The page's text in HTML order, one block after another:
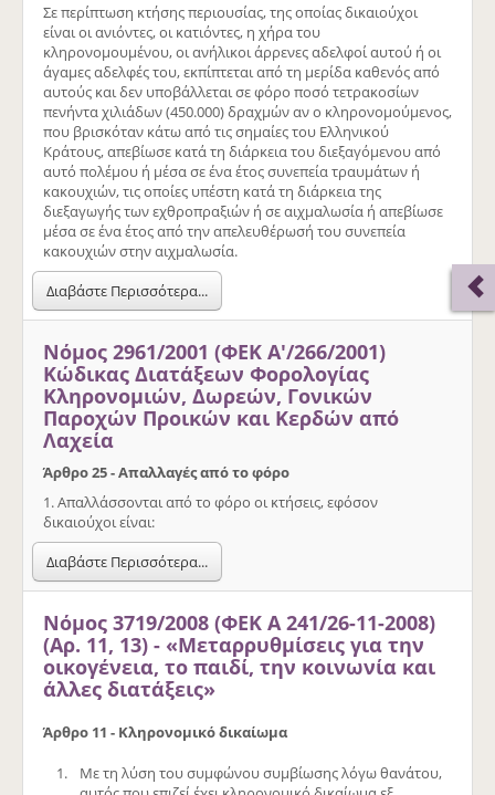
Σε περίπτωση κτήσης περιουσίας, της οποίας δικαιούχοι
είναι οι ανιόντες, οι κατιόντες, η χήρα του
κληρονομουμένου, οι ανήλικοι άρρενες αδελφοί αυτού ή οι
άγαμες αδελφές του, εκπίπτεται από τη μερίδα καθενός από
αυτούς και δεν υποβάλλεται σε φόρο ποσό τετρακοσίων
πενήντα χιλιάδων (450.000) δραχμών αν ο κληρονομούμενος,
που βρισκόταν κάτω από τις σημαίες του Ελληνικού
Κράτους, απεβίωσε κατά τη διάρκεια του διεξαγόμενου από
αυτό πολέμου ή μέσα σε ένα έτος συνεπεία τραυμάτων ή
κακουχιών, τις οποίες υπέστη κατά τη διάρκεια της
διεξαγωγής των εχθροπραξιών ή σε αιχμαλωσία ή απεβίωσε
μέσα σε ένα έτος από την απελευθέρωσή του συνεπεία
κακουχιών στην αιχμαλωσία.
Διαβάστε Περισσότερα...
Νόμος 2961/2001 (ΦΕΚ Α'/266/2001)
Κώδικας Διατάξεων Φορολογίας
Κληρονομιών, Δωρεών, Γονικών
Παροχών Προικών και Κερδών από
Λαχεία
Άρθρο 25 - Απαλλαγές από το φόρο
1. Απαλλάσσονται από το φόρο οι κτήσεις, εφόσον
δικαιούχοι είναι:
Διαβάστε Περισσότερα...
Νόμος 3719/2008 (ΦΕΚ Α 241/26-11-2008)
(Αρ. 11, 13) - «Μεταρρυθμίσεις για την
οικογένεια, το παιδί, την κοινωνία και
άλλες διατάξεις»
Άρθρο 11 - Κληρονομικό δικαίωμα
Με τη λύση του συμφώνου συμβίωσης λόγω θανάτου,